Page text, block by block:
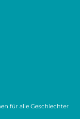
für alle Geschlechter